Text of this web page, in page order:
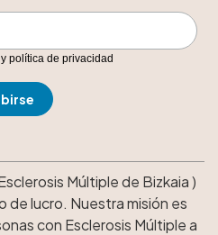
política de privacidad
Múltiple de Bizkaia )
de lucro. Nuestra misión es
con Esclerosis Múltiple a